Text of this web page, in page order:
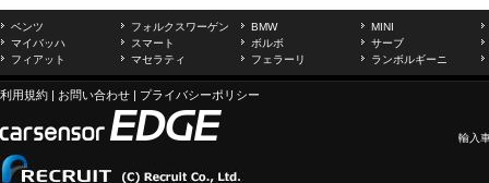
ベンツ フォルクスワーゲン BMW
MINI
マイバッハ
スマート ボルボ
サーブ
フィアット
マセラティ フェラーリ ランボルギーニ
利用規約 | お問い合わせ | プライバシーポリシー
輸入